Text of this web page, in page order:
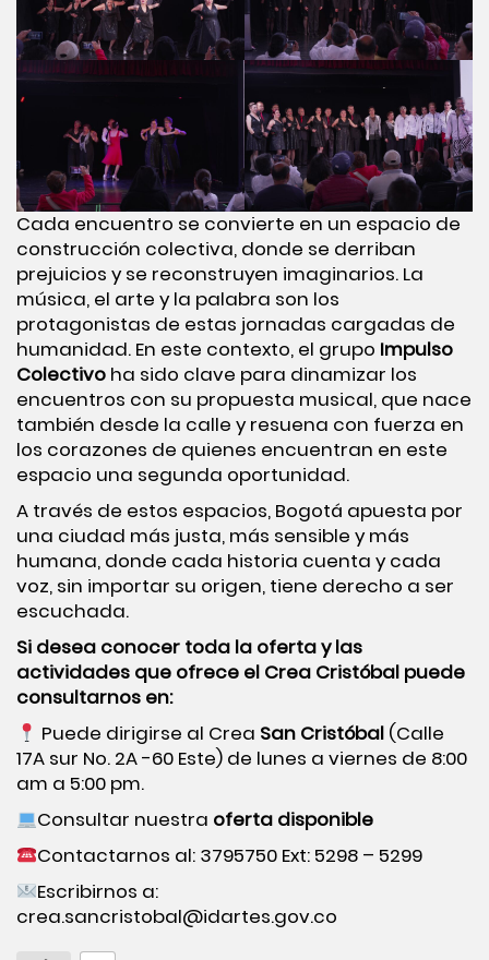
Cada encuentro se convierte en un espacio de
construcción colectiva, donde se derriban
prejuicios y se reconstruyen imaginarios. La
música, el arte y la palabra son los
protagonistas de estas jornadas cargadas de
humanidad. En este contexto, el grupo Impulso
Colectivo ha sido clave para dinamizar los
encuentros con su propuesta musical, que nace
también desde la calle y resuena con fuerza en
los corazones de quienes encuentran en este
espacio una segunda oportunidad.
A través de estos espacios, Bogotá apuesta por
una ciudad más justa, más sensible y más
humana, donde cada historia cuenta y cada
voz, sin importar su origen, tiene derecho a ser
escuchada.
Si desea conocer toda la oferta y las
actividades que ofrece el Crea Cristóbal puede
consultarnos en:
Puede dirigirse al Crea San Cristóbal (Calle
17A sur No. 2A -60 Este) de lunes a viernes de 8:00
am a 5:00 pm.
Consultar nuestra oferta disponible
Contactarnos al: 3795750 Ext: 5298 – 5299
Escribirnos a:
crea.sancristobal@idartes.gov.co